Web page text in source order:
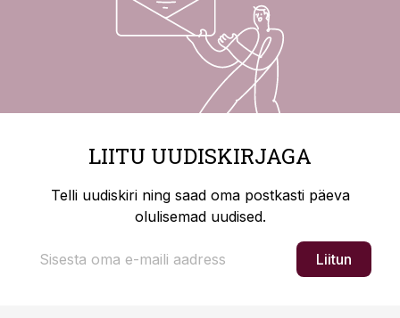
LIITU UUDISKIRJAGA
Telli uudiskiri ning saad oma postkasti päeva
olulisemad uudised.
Liitun